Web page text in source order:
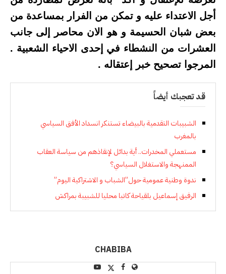
أجل الاعتداء عليه و تمكن من الفرار بمساعدة من
بعض شبان الحسيمة و هو الان محاصر إلى جانب
العشرات من النشطاء في إحدى الاحياء الشعبية .
المرجوا تصحيح خبر إعتقاله .
قد تعجبك أيضاً
الشبيبات التقدمية بالبيضاء تستنكر انسداد الأفق السياسي
بالمغرب
مستعملي المخدرات.. أية بدائل لإنقاذهم من سياسة العقاب
الممنهجة والاستغلال السياسي؟
ندوة وطنية عمومية حول”الشباب و الاشتراكية اليوم”
الرفيق إسماعيل بلقياحة كاتبا محليا للشبيبة بمراكش
CHABIBA